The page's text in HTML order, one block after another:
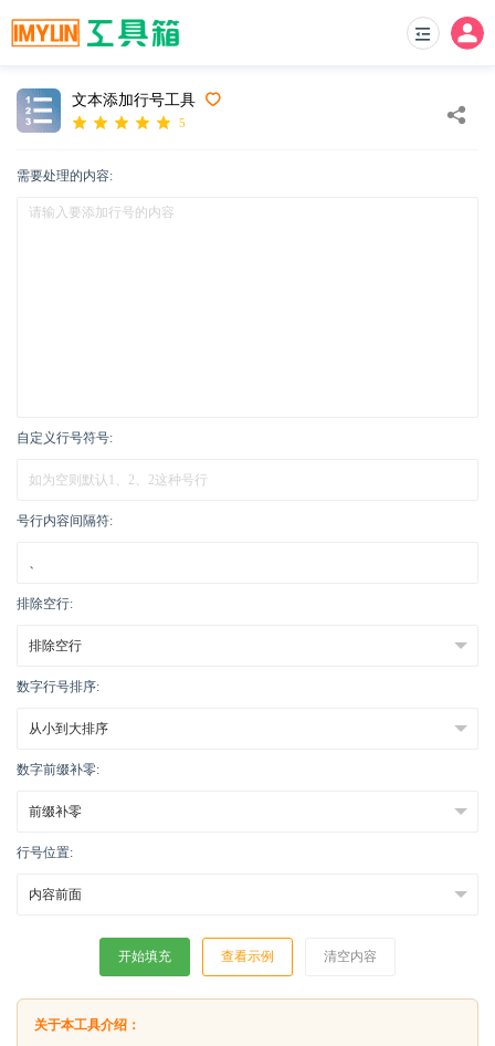
文本添加行号工具
5
需要处理的内容:
自定义行号符号:
号行内容间隔符:
排除空行:
数字行号排序:
数字前缀补零:
行号位置:
开始填充 查看示例 清空内容
关于本工具介绍：